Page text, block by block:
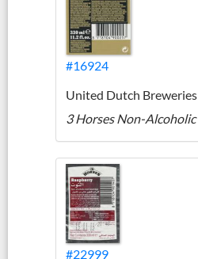
#16924
United Dutch Breweries
#22999